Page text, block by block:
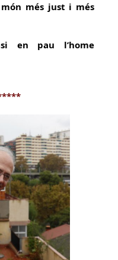
més just i més
l’home